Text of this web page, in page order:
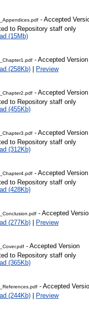
- Accepted
to Repository staff only
(15Mb)
- Accepted Version
(258Kb) | Preview
- Accepted Version
to Repository staff only
(455Kb)
- Accepted Version
to Repository staff only
(312Kb)
- Accepted Version
to Repository staff only
(428Kb)
- Accepted
(277Kb) | Preview
- Accepted Version
to Repository staff only
(365Kb)
- Accepted
(244Kb) | Preview